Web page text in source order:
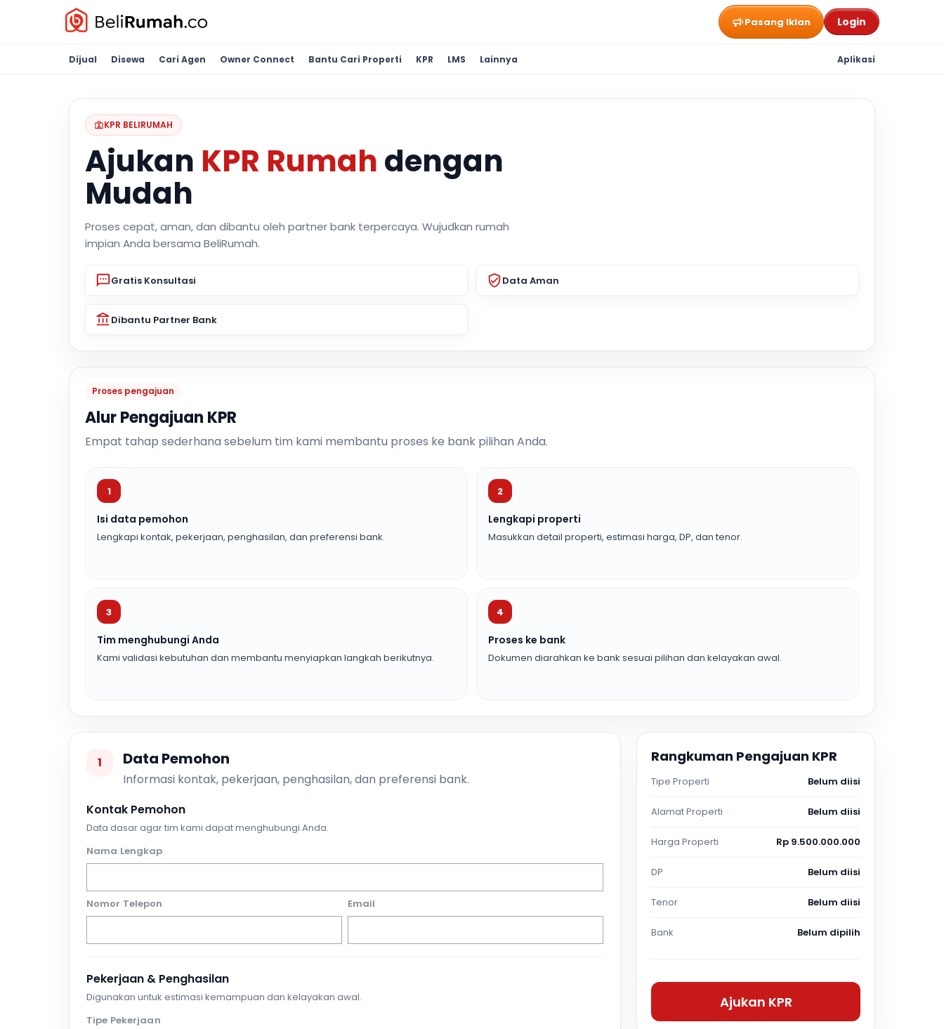
Pasang Iklan Login
Dijual Disewa Cari Agen Owner Connect Bantu Cari Properti KPR LMS Lainnya Aplikasi
KPR BELIRUMAH
Ajukan KPR Rumah dengan
Mudah
Proses cepat, aman, dan dibantu oleh partner bank terpercaya. Wujudkan rumah
impian Anda bersama BeliRumah.
Gratis Konsultasi Data Aman
Dibantu Partner Bank
Proses pengajuan
Alur Pengajuan KPR
Empat tahap sederhana sebelum tim kami membantu proses ke bank pilihan Anda.
1
Isi data pemohon
Lengkapi kontak, pekerjaan, penghasilan, dan preferensi bank.
2
Lengkapi properti
Masukkan detail properti, estimasi harga, DP, dan tenor.
3
Tim menghubungi Anda
Kami validasi kebutuhan dan membantu menyiapkan langkah berikutnya.
4
Proses ke bank
Dokumen diarahkan ke bank sesuai pilihan dan kelayakan awal.
1 Data Pemohon
Informasi kontak, pekerjaan, penghasilan, dan preferensi bank.
Kontak Pemohon
Data dasar agar tim kami dapat menghubungi Anda.
Nama Lengkap
Nomor Telepon Email
Pekerjaan & Penghasilan
Digunakan untuk estimasi kemampuan dan kelayakan awal.
Tipe Pekerjaan
Rangkuman Pengajuan KPR
Tipe Properti Belum diisi
Alamat Properti Belum diisi
Harga Properti Rp 9.500.000.000
DP Belum diisi
Tenor Belum diisi
Bank Belum dipilih
Ajukan KPR